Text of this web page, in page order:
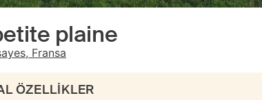
plaine
Fransa
ÖZELLİKLER